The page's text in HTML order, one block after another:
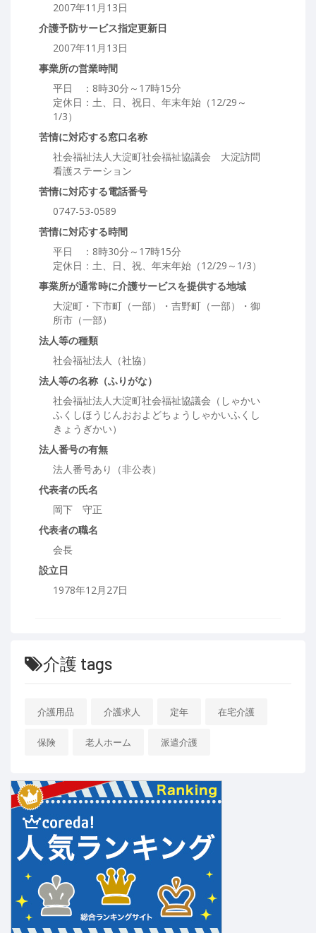
2007年11月13日
介護予防サービス指定更新日
2007年11月13日
事業所の営業時間
平日 ：8時30分～17時15分
定休日：土、日、祝日、年末年始（12/29～
1/3）
苦情に対応する窓口名称
社会福祉法人大淀町社会福祉協議会 大淀訪問
看護ステーション
苦情に対応する電話番号
0747-53-0589
苦情に対応する時間
平日 ：8時30分～17時15分
定休日：土、日、祝、年末年始（12/29～1/3）
事業所が通常時に介護サービスを提供する地域
大淀町・下市町（一部）・吉野町（一部）・御
所市（一部）
法人等の種類
社会福祉法人（社協）
法人等の名称（ふりがな）
社会福祉法人大淀町社会福祉協議会（しゃかい
ふくしほうじんおおよどちょうしゃかいふくし
きょうぎかい）
法人番号の有無
法人番号あり（非公表）
代表者の氏名
岡下 守正
代表者の職名
会長
設立日
1978年12月27日
介護 tags
介護用品 介護求人 定年 在宅介護
保険 老人ホーム 派遣介護